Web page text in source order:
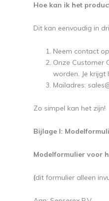
Hoe kan ik het
Dit kan eenvoudig in
Neem contact
Onze Customer
worden. Je krijgt
Mailadres:
Zo simpel kan het zijn!
Bijlage I:
Modelformulier voor
(dit formulier alleen